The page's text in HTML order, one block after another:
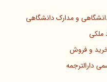
و مدارک دانشگاهی
ملکی
خرید و فروش
دارالترجمه